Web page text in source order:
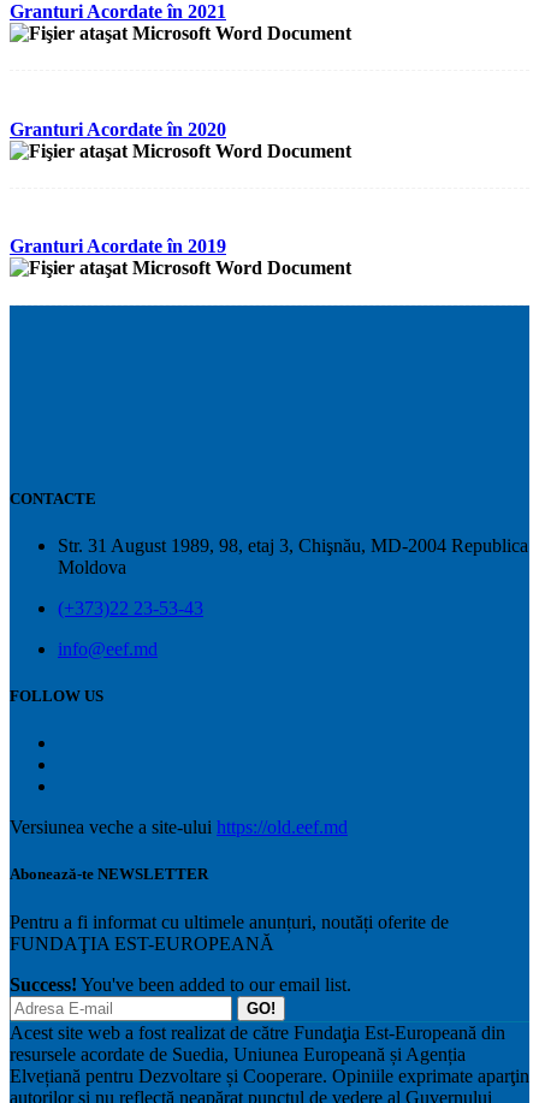
Granturi Acordate în 2021
Granturi Acordate în 2020
Granturi Acordate în 2019
CONTACTE
Str. 31 August 1989, 98, etaj 3, Chişnău, MD-2004 Republica
Moldova
(+373)22 23-53-43
info@eef.md
FOLLOW US
Versiunea veche a site-ului https://old.eef.md
Abonează-te NEWSLETTER
Pentru a fi informat cu ultimele anunțuri, noutăți oferite de
FUNDAŢIA EST-EUROPEANĂ
Success! You've been added to our email list.
GO!
Acest site web a fost realizat de către Fundaţia Est-Europeană din
resursele acordate de Suedia, Uniunea Europeană și Agenția
Elvețiană pentru Dezvoltare și Cooperare. Opiniile exprimate aparţin
autorilor şi nu reflectă neapărat punctul de vedere al Guvernului